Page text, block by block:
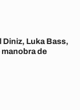
Diniz, Luka Bass,
de